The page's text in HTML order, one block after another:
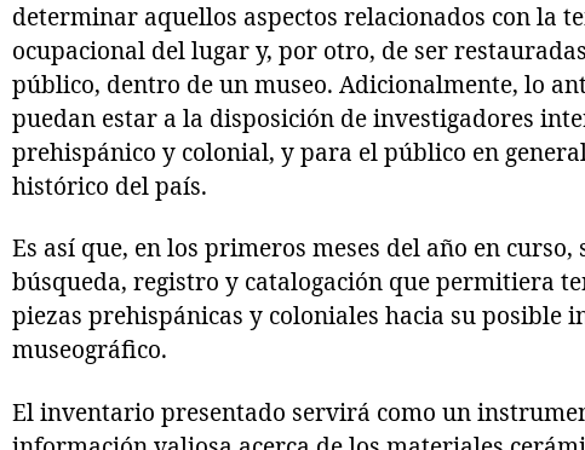
determinar aquellos aspectos relacionados con la
ocupacional del lugar y, por otro, de ser
público, dentro de un museo. Adicionalmente, lo
puedan estar a la disposición de investigadores
prehispánico y colonial, y para el público en
histórico del país.
Es así que, en los primeros meses del año en
búsqueda, registro y catalogación que permitiera
piezas prehispánicas y coloniales hacia su posible
museográfico.
El inventario presentado servirá como un